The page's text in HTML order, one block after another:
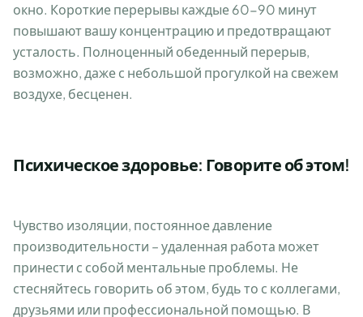
окно. Короткие перерывы каждые 60-90 минут
повышают вашу концентрацию и предотвращают
усталость. Полноценный обеденный перерыв,
возможно, даже с небольшой прогулкой на свежем
воздухе, бесценен.
Психическое здоровье: Говорите об этом!
Чувство изоляции, постоянное давление
производительности – удаленная работа может
принести с собой ментальные проблемы. Не
стесняйтесь говорить об этом, будь то с коллегами,
друзьями или профессиональной помощью. В